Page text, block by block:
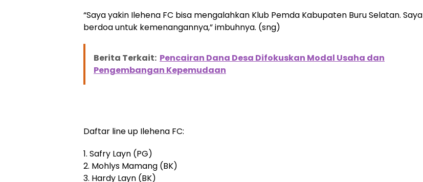
“Saya yakin Ilehena FC bisa mengalahkan Klub Pemda Kabupaten Buru Selatan. Saya
berdoa untuk kemenangannya,” imbuhnya. (sng)
Berita Terkait: Pencairan Dana Desa Difokuskan Modal Usaha dan
Pengembangan Kepemudaan
Daftar line up Ilehena FC:
1. Safry Layn (PG)
2. Mohlys Mamang (BK)
3. Hardy Layn (BK)